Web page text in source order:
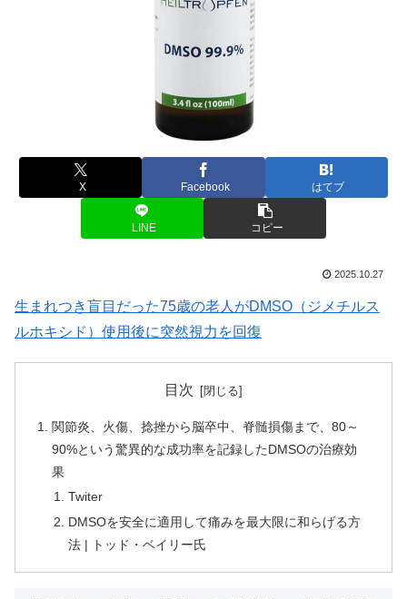
X Facebook はてブ
LINE コピー
2025.10.27
生まれつき盲目だった75歳の老人がDMSO（ジメチルス
ルホキシド）使用後に突然視力を回復
目次
関節炎、火傷、捻挫から脳卒中、脊髄損傷まで、80～
90%という驚異的な成功率を記録したDMSOの治療効
果
Twiter
DMSOを安全に適用して痛みを最大限に和らげる方
法 | トッド・ベイリー氏